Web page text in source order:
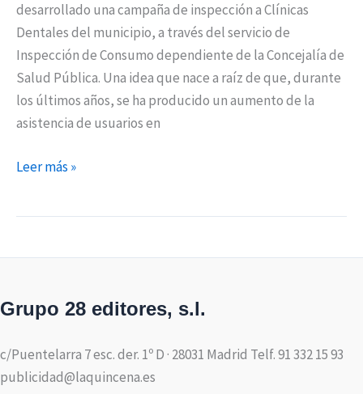
desarrollado una campaña de inspección a Clínicas
Dentales del municipio, a través del servicio de
Inspección de Consumo dependiente de la Concejalía de
Salud Pública. Una idea que nace a raíz de que, durante
los últimos años, se ha producido un aumento de la
asistencia de usuarios en
Leer más »
Grupo 28 editores, s.l.
c/Puentelarra 7 esc. der. 1º D · 28031 Madrid Telf. 91 332 15 93
publicidad@laquincena.es